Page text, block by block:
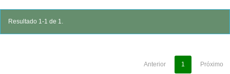
Resultado 1-1 de 1.
Anterior 1 Próximo